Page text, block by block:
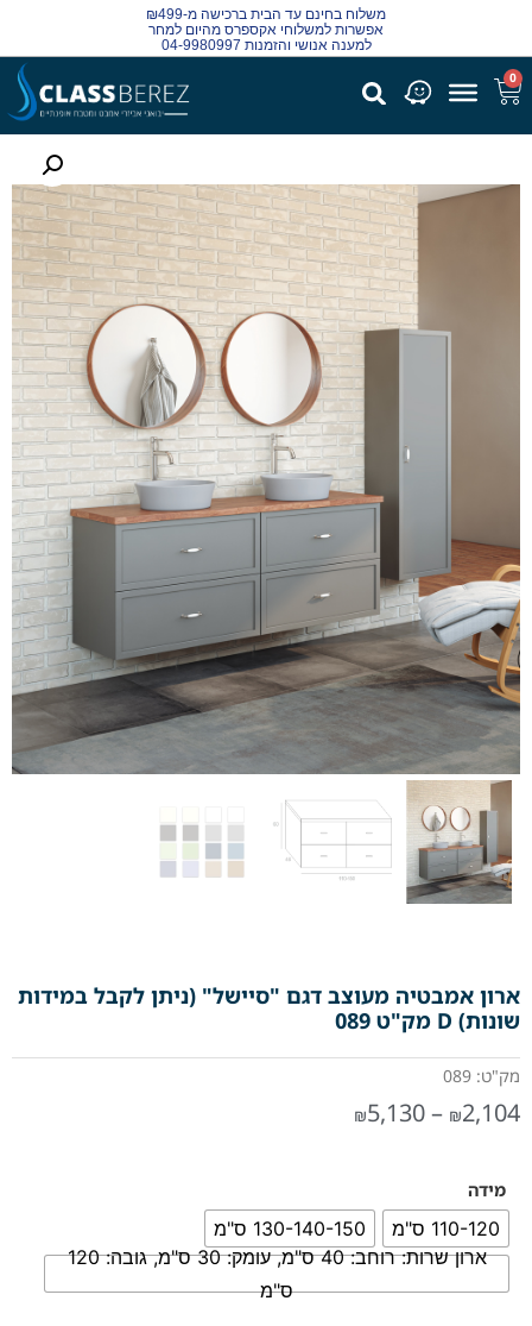
משלוח בחינם עד הבית ברכישה מ-₪499
אפשרות למשלוחי אקספרס מהיום למחר
למענה אנושי והזמנות 04-9980997
0
ארון אמבטיה מעוצב דגם "סיישל" (ניתן לקבל במידות
שונות) D מק"ט 089
מק"ט: 089
₪2,104
–
₪5,130
מידה
110-120 ס"מ
130-140-150 ס"מ
ארון שרות: רוחב: 40 ס"מ, עומק: 30 ס"מ, גובה: 120
ס"מ